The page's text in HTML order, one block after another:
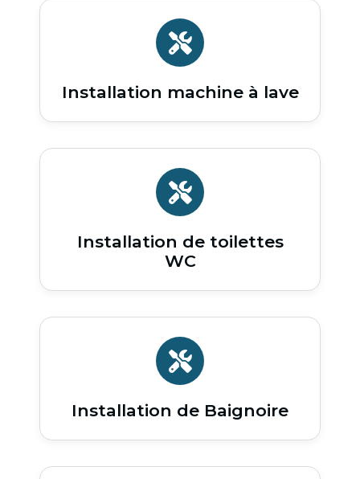
Installation machine à lave
Installation de toilettes
WC
Installation de Baignoire